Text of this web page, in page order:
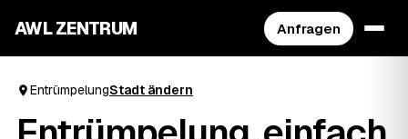
AWL ZENTRUM Anfragen
EntrümpelungStadt ändern